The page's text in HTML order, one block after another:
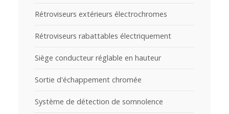
Rétroviseurs extérieurs électrochromes
Rétroviseurs rabattables électriquement
Siège conducteur réglable en hauteur
Sortie d'échappement chromée
Système de détection de somnolence